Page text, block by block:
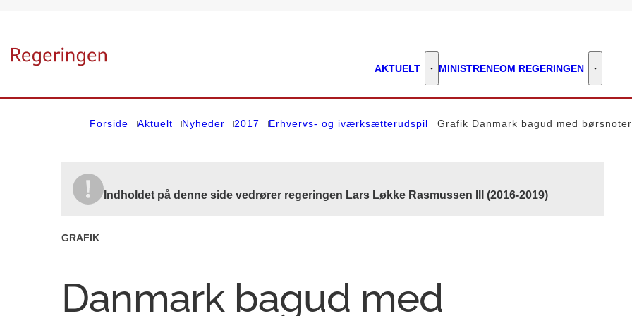
AKTUELT Aktuelt - Flere links
MINISTRENEOM REGERINGEN Om
Forside Aktuelt Nyheder 2017 Erhvervs- og iværksætterudspil Grafik Danmark bagud med
Indholdet på denne side vedrører regeringen Lars Løkke Rasmussen III (2016-2019)
GRAFIK
Danmark bagud med